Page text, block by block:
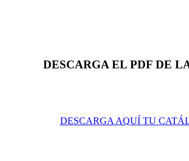
DESCARGA EL PDF DE
DESCARGA AQUÍ TU